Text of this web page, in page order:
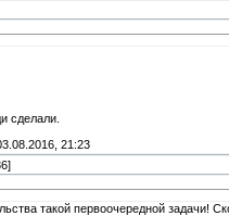
сделали.
21:23
такой первоочередной задачи!